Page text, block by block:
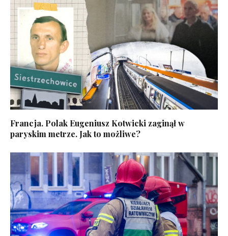
Francja. Polak Eugeniusz Kotwicki zaginął w
paryskim metrze. Jak to możliwe?